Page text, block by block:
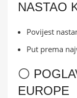
NASTAO
Povijest
Put prema
⚪
EUROPE